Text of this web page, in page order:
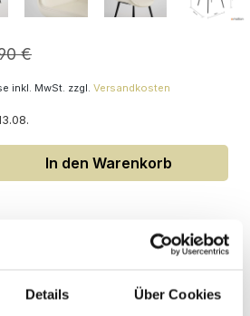
Details Über Cookies
€
inkl. MwSt. zzgl. Versandkosten
Gib den
In den Warenkorb